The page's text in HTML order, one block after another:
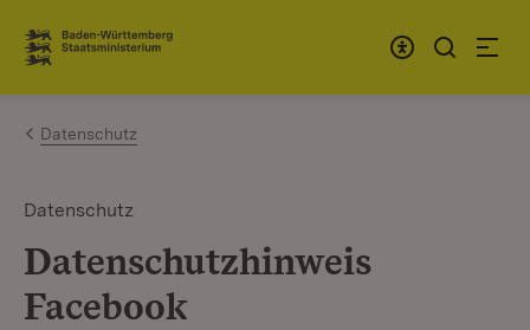
Zum Inhalt springen
Link zur Startseite
Datenschutz
Datenschutz
Datenschutzhinweis
Facebook